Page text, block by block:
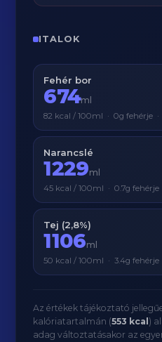
ITALOK
Fehér bor
674ml
82 kcal / 100ml · 0g fehérje
Narancslé
1229ml
45 kcal / 100ml · 0.7g
Tej (2,8%)
1106ml
50 kcal / 100ml · 3.4g fehérje
Az értékek tájékoztató
kalóriatartalmán (553 kcal )
adag változtatásakor az